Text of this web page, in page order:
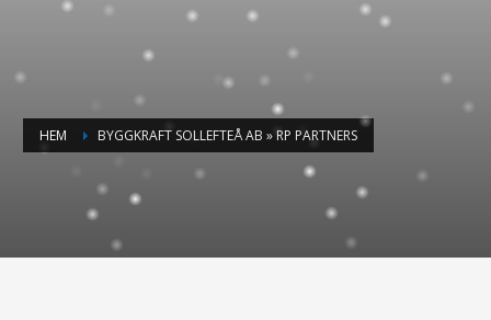
HEM BYGGKRAFT SOLLEFTEÅ AB » RP PARTNERS